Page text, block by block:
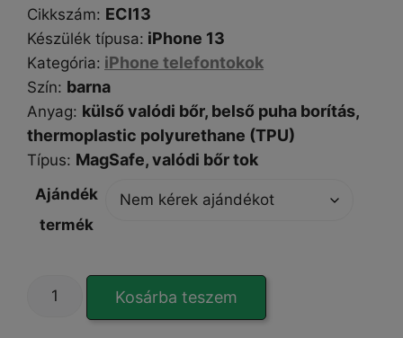
Cikkszám: ECI13
Készülék típusa: iPhone 13
Kategória: iPhone telefontokok
Szín: barna
Anyag: külső valódi bőr, belső puha borítás,
thermoplastic polyurethane (TPU)
Típus: MagSafe,valódi bőr tok
Ajándék
termék
EleganzaCover
iPhone
Kosárba teszem